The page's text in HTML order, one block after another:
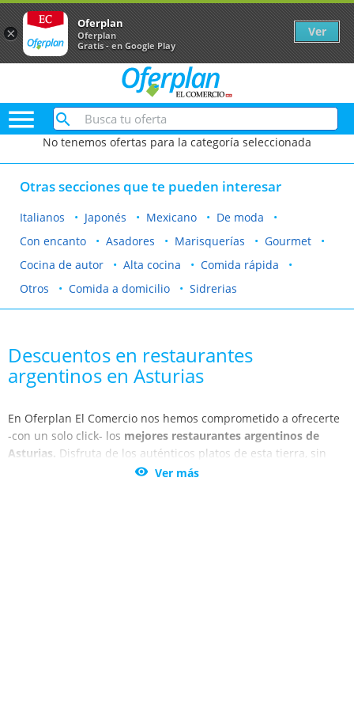

No tenemos ofertas para la categoría seleccionada
Otras secciones que te pueden interesar
Italianos Japonés Mexicano
De moda
Con encanto
Asadores Marisquerías
Gourmet
Cocina de autor
Alta cocina
Comida rápida
Otros
Comida a domicilio Sidrerias
Descuentos en restaurantes
argentinos en Asturias
En Oferplan El Comercio nos hemos comprometido a ofrecerte
-con un solo click- los mejores restaurantes argentinos de
Asturias. Disfruta de los auténticos platos de esta tierra, sin
que tengas que salir de Gijón, Oviedo y Avilés. Date un
 Ver más
×
Oferplan
Oferplan
Gratis - en Google Play
Ver